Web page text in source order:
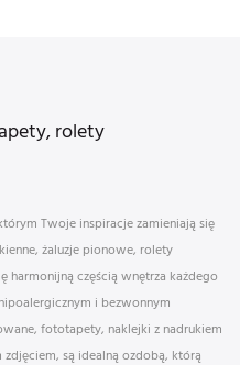
rolety
Twoje inspiracje zamieniają się
żaluzje pionowe, rolety
harmonijną częścią wnętrza każdego
i bezwonnym
fototapety, naklejki z nadrukiem
są idealną ozdobą, którą